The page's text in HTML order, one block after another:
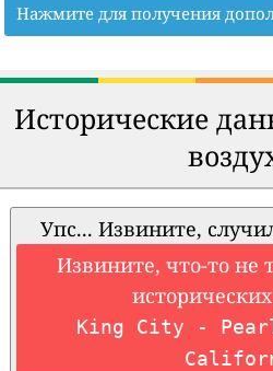
Нажмите для получения
Исторические
Упс... Извините,
Извините, что-то не
King City -